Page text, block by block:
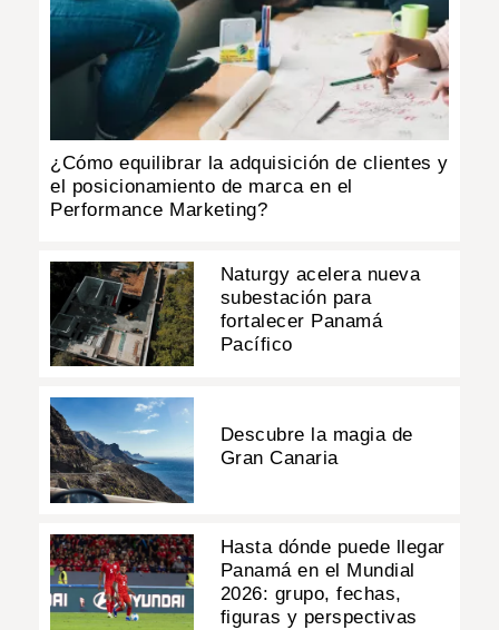
¿Cómo equilibrar la adquisición de clientes y
el posicionamiento de marca en el
Performance Marketing?
Naturgy acelera nueva
subestación para
fortalecer Panamá
Pacífico
Descubre la magia de
Gran Canaria
Hasta dónde puede llegar
Panamá en el Mundial
2026: grupo, fechas,
figuras y perspectivas